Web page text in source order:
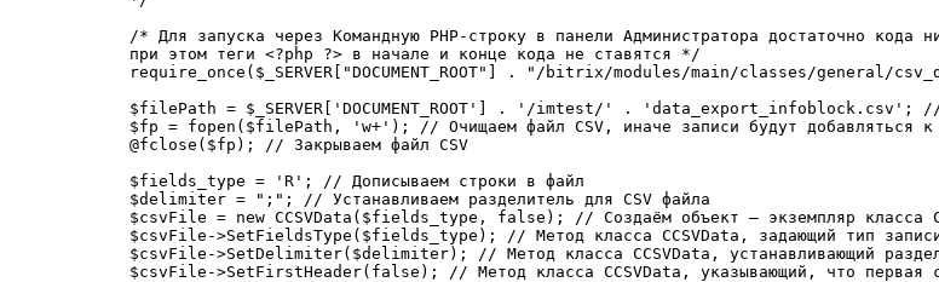
/* Для запуска через Командную PHP-строку в панели Администратора достаточно кода
при этом теги <?php ?> в начале и конце кода не ставятся */
require_once($_SERVER["DOCUMENT_ROOT"] . "/bitrix/modules/main/classes/general/
$filePath = $_SERVER['DOCUMENT_ROOT'] . '/imtest/' . 'data_export_infoblock.csv'; //
$fp = fopen($filePath, 'w+'); // Очищаем файл CSV, иначе записи будут добавляться к
@fclose($fp); // Закрываем файл CSV
$fields_type = 'R'; // Дописываем строки в файл
$delimiter = ";"; // Устанавливаем разделитель для CSV файла
$csvFile = new CCSVData($fields_type, false); // Создаём объект – экземпляр класса
$csvFile->SetFieldsType($fields_type); // Метод класса CCSVData, задающий тип
$csvFile->SetDelimiter($delimiter); // Метод класса CCSVData, устанавливающий
$csvFile->SetFirstHeader(false); // Метод класса CCSVData, указывающий, что первая